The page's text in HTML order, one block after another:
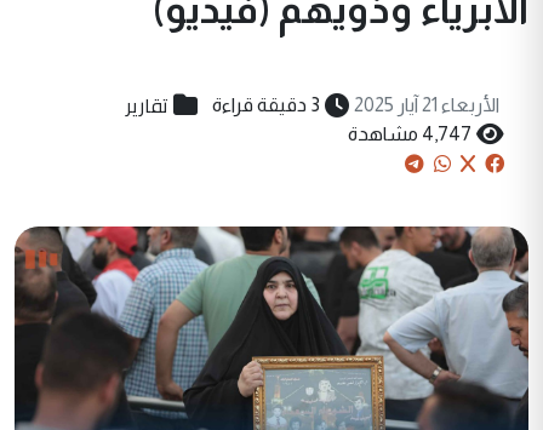
الأبرياء وذويهم (فيديو)
الأربعاء 21 آيار 2025 3 دقيقة قراءة تقارير
4,747 مشاهدة